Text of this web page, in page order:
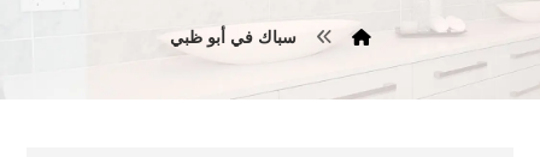
سباك في أبو ظبي